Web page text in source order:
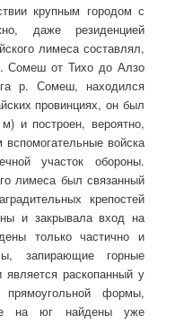
крупным городом с
даже резиденцией
лимеса составлял,
Сомеш от Тихо до Алзо
р. Сомеш, находился
провинциях, он был
и построен, вероятно,
войска
участок обороны.
лимеса был связанный
крепостей
и закрывала вход на
только частично и
запирающие горные
раскопанный у
формы,
на юг найдены уже